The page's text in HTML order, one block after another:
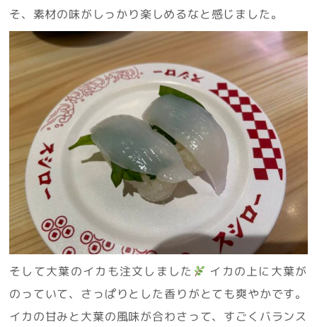
そ、素材の味がしっかり楽しめるなと感じました。
そして大葉のイカも注文しました イカの上に大葉が
のっていて、さっぱりとした香りがとても爽やかです。
イカの甘みと大葉の風味が合わさって、すごくバランス